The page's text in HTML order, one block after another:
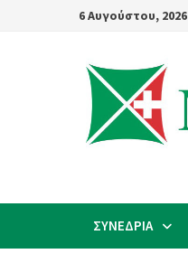
6 Αυγούστου, 2026
ΣΥΝΕΔΡΙΑ